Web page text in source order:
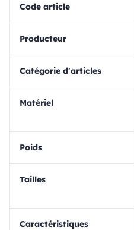
Code article
Producteur
Catégorie d'articles
matériel
Poids
Tailles
Caractéristiques